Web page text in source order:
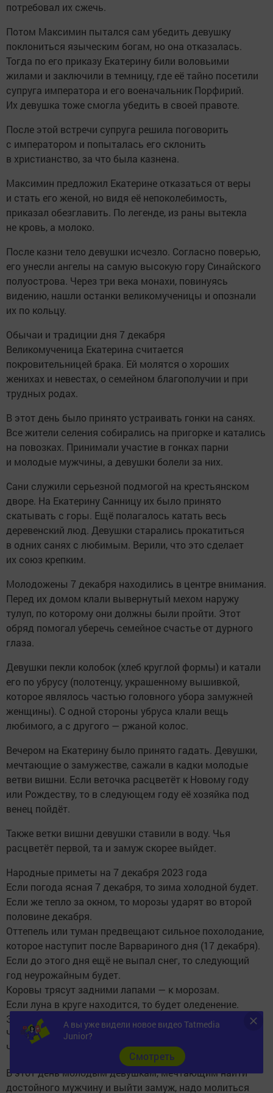
потребовал их сжечь.
Потом Максимин пытался сам убедить девушку
поклониться языческим богам, но она отказалась.
Тогда по его приказу Екатерину били воловьими
жилами и заключили в темницу, где её тайно посетили
супруга императора и его военачальник Порфирий.
Их девушка тоже смогла убедить в своей правоте.
После этой встречи супруга решила поговорить
с императором и попыталась его склонить
в христианство, за что была казнена.
Максимин предложил Екатерине отказаться от веры
и стать его женой, но видя её непоколебимость,
приказал обезглавить. По легенде, из раны вытекла
не кровь, а молоко.
После казни тело девушки исчезло. Согласно поверью,
его унесли ангелы на самую высокую гору Синайского
полуострова. Через три века монахи, повинуясь
видению, нашли останки великомученицы и опознали
их по кольцу.
Обычаи и традиции дня 7 декабря
Великомученица Екатерина считается
покровительницей брака. Ей молятся о хороших
женихах и невестах, о семейном благополучии и при
трудных родах.
В этот день было принято устраивать гонки на санях.
Все жители селения собирались на пригорке и катались
на повозках. Принимали участие в гонках парни
и молодые мужчины, а девушки болели за них.
Сани служили серьезной подмогой на крестьянском
дворе. На Екатерину Санницу их было принято
скатывать с горы. Ещё полагалось катать весь
деревенский люд. Девушки старались прокатиться
в одних санях с любимым. Верили, что это сделает
их союз крепким.
Молодожены 7 декабря находились в центре внимания.
Перед их домом клали вывернутый мехом наружу
тулуп, по которому они должны были пройти. Этот
обряд помогал уберечь семейное счастье от дурного
глаза.
Девушки пекли колобок (хлеб круглой формы) и катали
его по убрусу (полотенцу, украшенному вышивкой,
которое являлось частью головного убора замужней
женщины). С одной стороны убруса клали вещь
любимого, а с другого — ржаной колос.
Вечером на Екатерину было принято гадать. Девушки,
мечтающие о замужестве, сажали в кадки молодые
ветви вишни. Если веточка расцветёт к Новому году
или Рождеству, то в следующем году её хозяйка под
венец пойдёт.
Также ветки вишни девушки ставили в воду. Чья
расцветёт первой, та и замуж скорее выйдет.
Народные приметы на 7 декабря 2023 года
Если погода ясная 7 декабря, то зима холодной будет.
Если же тепло за окном, то морозы ударят во второй
половине декабря.
Оттепель или туман предвещают сильное похолодание,
которое наступит после Варвариного дня (17 декабря).
Если до этого дня ещё не выпал снег, то следующий
год неурожайным будет.
Коровы трясут задними лапами — к морозам.
Если луна в круге находится, то будет оледенение.
Звезды маленького размера — ожидается снегопад.
Что можно и чего нельзя делать 7 декабря 2023
Что можно делать
В этот день молодым девушкам, мечтающим найти
достойного мужчину и выйти замуж, надо молиться
А вы уже видели новое видео Tatmedia
Junior?
Cмотреть